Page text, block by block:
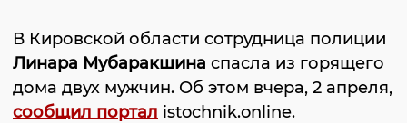
В Кировской области сотрудница полиции
Линара Мубаракшина спасла из горящего
дома двух мужчин. Об этом вчера, 2 апреля,
сообщил портал istochnik.online.